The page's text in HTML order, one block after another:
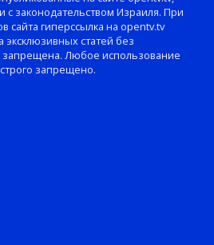
с законодательством Израиля. При
сайта гиперссылка на opentv.tv
эксклюзивных статей без
запрещена. Любое использование
запрещено.